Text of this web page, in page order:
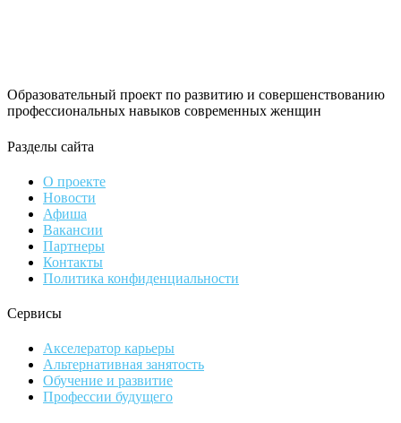
Образовательный проект по развитию и совершенствованию
профессиональных навыков современных женщин
Разделы сайта
О проекте
Новости
Афиша
Вакансии
Партнеры
Контакты
Политика конфиденциальности
Сервисы
Акселератор карьеры
Альтернативная занятость
Обучение и развитие
Профессии будущего